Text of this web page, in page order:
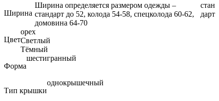
Ширина
Ширина определяется размером одежды –
стандарт до 52, колода 54-58, спецколода 60-62,
домовина 64-70
стан
дарт
Цвет
орех
Светлый
Тёмный
Форма
шестигранный
Тип крышки
однокрышечный